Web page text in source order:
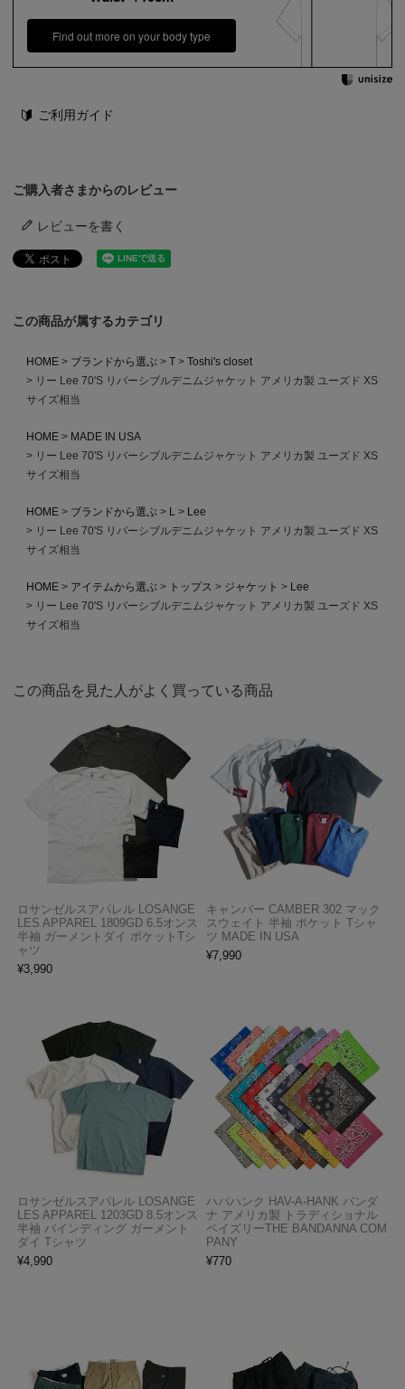
Find out more on your body type
ご利用ガイド
ご購入者さまからのレビュー
レビューを書く
この商品が属するカテゴリ
HOME ブランドから選ぶ T
Toshi's closet
リー Lee 70'S リバーシブルデニムジャケット アメリカ製 ユーズド XS
サイズ相当
HOME
MADE IN USA
リー Lee 70'S リバーシブルデニムジャケット アメリカ製 ユーズド XS
サイズ相当
HOME ブランドから選ぶ L
Lee
リー Lee 70'S リバーシブルデニムジャケット アメリカ製 ユーズド XS
サイズ相当
HOME アイテムから選ぶ トップス ジャケット
Lee
リー Lee 70'S リバーシブルデニムジャケット アメリカ製 ユーズド XS
サイズ相当
この商品を見た人がよく買っている商品
ロサンゼルスアパレル LOSANGE
LES APPAREL 1809GD 6.5オンス
半袖 ガーメントダイ ポケットTシ
ャツ
¥3,990
キャンバー CAMBER 302 マック
スウェイト 半袖 ポケット Tシャ
ツ MADE IN USA
¥7,990
ロサンゼルスアパレル LOSANGE
LES APPAREL 1203GD 8.5オンス
半袖 バインディング ガーメント
ダイ Tシャツ
¥4,990
ハバハンク HAV-A-HANK バンダ
ナ アメリカ製 トラディショナル
ペイズリーTHE BANDANNA COM
PANY
¥770